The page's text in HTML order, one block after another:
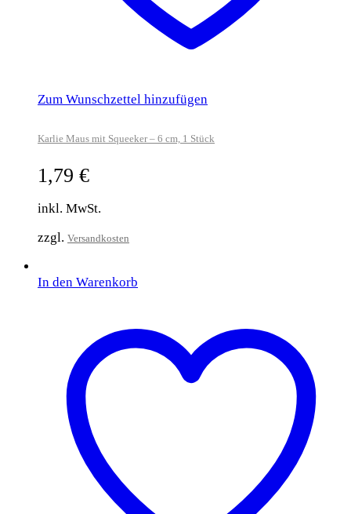
Zum Wunschzettel hinzufügen
Karlie Maus mit Squeeker – 6 cm, 1 Stück
1,79 €
inkl. MwSt.
zzgl. Versandkosten
In den Warenkorb